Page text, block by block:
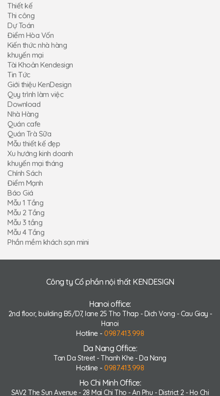
Thiết kế
Thi công
Dự Toán
Điểm Hòa Vốn
Kiến thức nhà hàng
khuyến mại
Tài Khoản Kendesign
Tin Tức
Giới thiệu KenDesign
Quy trình làm việc
Download
Nhà Hàng
Quán cafe
Quán Trà Sữa
Mẫu thiết kế đẹp
Xu hướng kinh doanh
khuyến mại tháng
Chính Sách
Điểm Mạnh
Báo Giá
Mẫu 1 Tầng
Mẫu 2 Tầng
Mẫu 3 tầng
Mẫu 4 Tầng
Phần mềm khách sạn mini
Công ty Cổ phần nội thất KENDESIGN
Hanoi office:
2nd floor, building B5/D7, lane 25 Tho Thap - Dich Vong - Cau Giay -
Hanoi
Hotline - 0987.413.998
Da Nang Office:
Tan Da Street - Thanh Khe - Da Nang
Hotline - 0987.413.998
Ho Chi Minh Office:
SAV2 The Sun Avenue - 28 Mai Chi Tho - An Phu - District 2 - Ho Chi